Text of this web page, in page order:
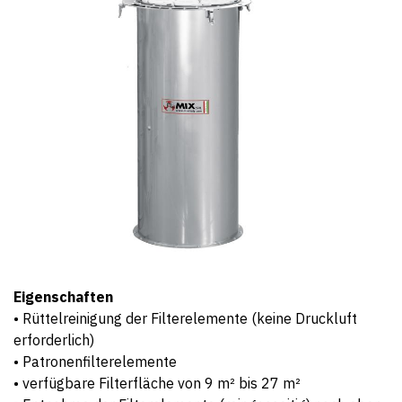
Eigenschaften
• Rüttelreinigung der Filterelemente (keine Druckluft
erforderlich)
• Patronenfilterelemente
• verfügbare Filterfläche von 9 m² bis 27 m²